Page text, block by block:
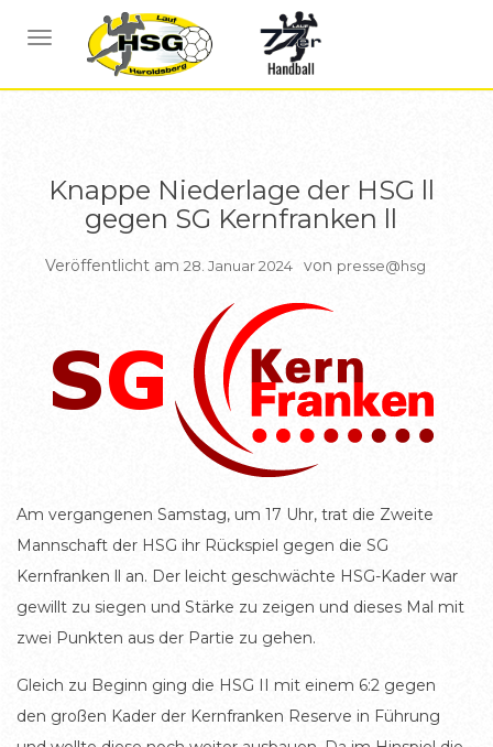
NAVIGATION UMSCHALTEN
BERICHTE HSG2
Knappe Niederlage der HSG ll
gegen SG Kernfranken ll
Veröffentlicht am 28. Januar 2024 von presse@hsg
Am vergangenen Samstag, um 17 Uhr, trat die Zweite
Mannschaft der HSG ihr Rückspiel gegen die SG
Kernfranken ll an. Der leicht geschwächte HSG-Kader war
gewillt zu siegen und Stärke zu zeigen und dieses Mal mit
zwei Punkten aus der Partie zu gehen.
Gleich zu Beginn ging die HSG II mit einem 6:2 gegen
den großen Kader der Kernfranken Reserve in Führung